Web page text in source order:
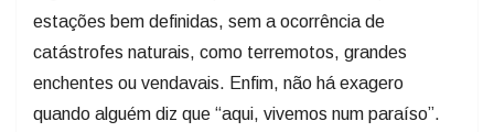
estações bem definidas, sem a ocorrência de
catástrofes naturais, como terremotos, grandes
enchentes ou vendavais. Enfim, não há exagero
quando alguém diz que “aqui, vivemos num paraíso”.